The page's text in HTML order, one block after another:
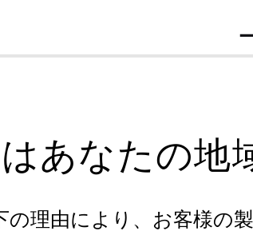
あなたの地
の理由により、お客様の